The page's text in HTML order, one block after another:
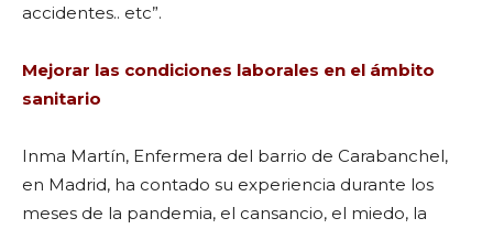
accidentes.. etc”.
Mejorar las condiciones laborales en el ámbito
sanitario
Inma Martín, Enfermera del barrio de Carabanchel,
en Madrid, ha contado su experiencia durante los
meses de la pandemia, el cansancio, el miedo, la